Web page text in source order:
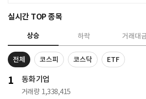
실시간 TOP 종목
상승 하락 거래대
전체 코스피 코스닥 ETF
1 동화기업
거래량 1,338,415